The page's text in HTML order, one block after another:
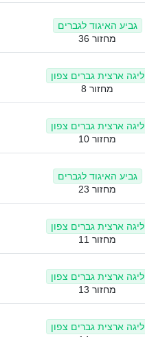
גביע האיגוד לגברים
מחזור 36
ליגה ארצית גברים צפון
מחזור 8
ליגה ארצית גברים צפון
מחזור 10
גביע האיגוד לגברים
מחזור 23
ליגה ארצית גברים צפון
מחזור 11
ליגה ארצית גברים צפון
מחזור 13
ליגה ארצית גברים צפון